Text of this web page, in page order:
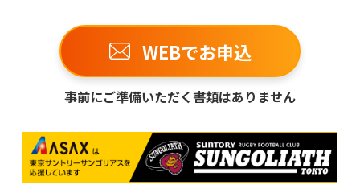
WEBでお申込
事前にご準備いただく書類はありません